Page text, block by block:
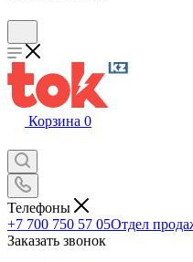
Корзина 0
Телефоны
+7 700 750 57 05Отдел
Заказать звонок